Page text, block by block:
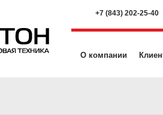
+7 (843) 202-25-40
О компании